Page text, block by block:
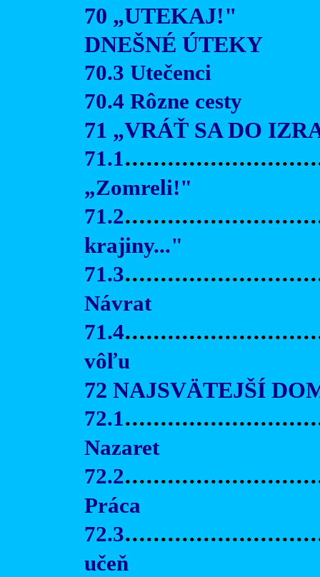
70 „UTEKAJ!"
DNEŠNÉ ÚTEKY
70.3 Utečenci
70.4 Rôzne cesty
71 „VRÁŤ SA DO
71.1
„Zomreli!"
71.2
krajiny..."
71.3
Návrat
71.4
vôľu
72 NAJSVÄTEJŠÍ
72.1
Nazaret
72.2
Práca
72.3
učeň